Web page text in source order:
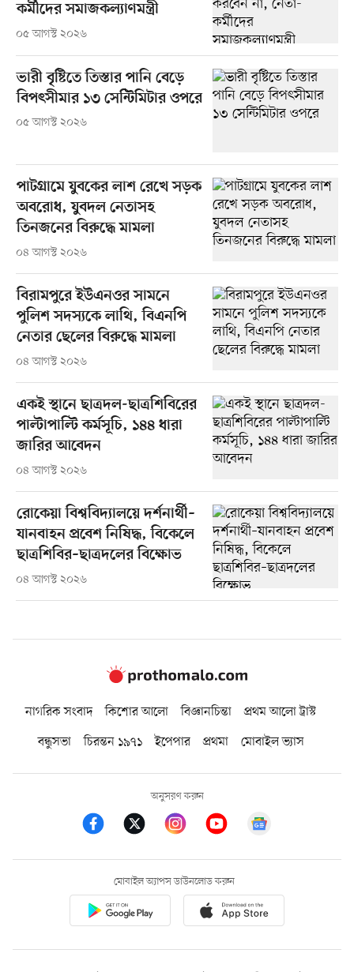
কর্মীদের সমাজকল্যাণমন্ত্রী
০৫ আগস্ট ২০২৬
ভারী বৃষ্টিতে তিস্তার পানি বেড়ে
বিপৎসীমার ১৩ সেন্টিমিটার ওপরে
০৫ আগস্ট ২০২৬
পাটগ্রামে যুবকের লাশ রেখে সড়ক
অবরোধ, যুবদল নেতাসহ
তিনজনের বিরুদ্ধে মামলা
০৪ আগস্ট ২০২৬
বিরামপুরে ইউএনওর সামনে
পুলিশ সদস্যকে লাথি, বিএনপি
নেতার ছেলের বিরুদ্ধে মামলা
০৪ আগস্ট ২০২৬
একই স্থানে ছাত্রদল-ছাত্রশিবিরের
পাল্টাপাল্টি কর্মসূচি, ১৪৪ ধারা
জারির আবেদন
০৪ আগস্ট ২০২৬
রোকেয়া বিশ্ববিদ্যালয়ে দর্শনার্থী–
যানবাহন প্রবেশ নিষিদ্ধ, বিকেলে
ছাত্রশিবির–ছাত্রদলের বিক্ষোভ
০৪ আগস্ট ২০২৬
নাগরিক সংবাদ কিশোর আলো বিজ্ঞানচিন্তা
প্রথম আলো ট্রাস্ট
বন্ধুসভা
চিরন্তন ১৯৭১ ইপেপার প্রথমা মোবাইল ভ্যাস
অনুসরণ করুন
মোবাইল অ্যাপস ডাউনলোড করুন